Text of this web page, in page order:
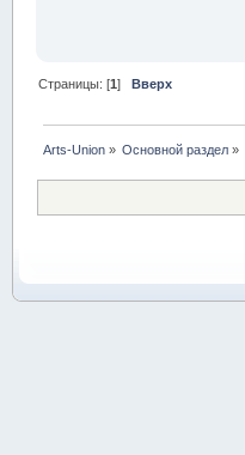
Страницы: [1]Вверх
Arts-Union » Основной раздел »